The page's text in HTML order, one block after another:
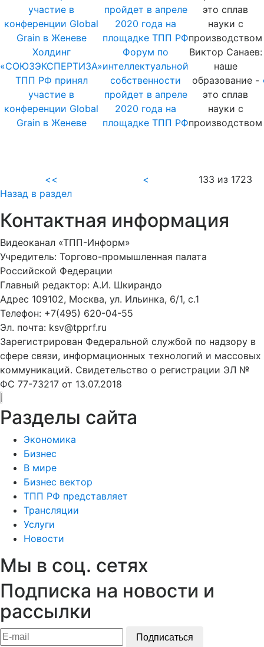
Холдинг
«СОЮЗЭКСПЕРТИЗА»
ТПП РФ принял
участие в
конференции Global
Grain в Женеве
Форум по
интеллектуальной
собственности
пройдет в апреле
2020 года на
площадке ТПП РФ
Виктор Санаев:
наше
образование -
это сплав
науки с
производством
<< <
133 из 1723
Назад в раздел
Контактная информация
Видеоканал «ТПП-Информ»
Учредитель: Торгово-промышленная палата
Российской Федерации
Главный редактор: А.И. Шкирандо
Адрес 109102, Москва, ул. Ильинка, 6/1, c.1
Телефон: +7(495) 620-04-55
Эл. почта: ksv@tpprf.ru
Зарегистрирован Федеральной службой по надзору в
сфере связи, информационных технологий и массовых
коммуникаций. Свидетельство о регистрации ЭЛ №
ФС 77-73217 от 13.07.2018
Разделы сайта
Экономика
Бизнес
В мире
Бизнес вектор
ТПП РФ представляет
Трансляции
Услуги
Новости
Мы в соц. сетях
Подписка на новости и
рассылки
Подписаться